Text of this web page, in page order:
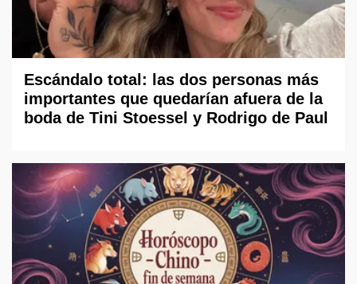
Escándalo total: las dos personas más
importantes que quedarían afuera de la
boda de Tini Stoessel y Rodrigo de Paul